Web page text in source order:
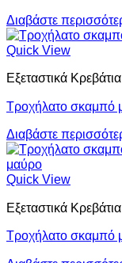
Διαβάστε
Quick View
Εξεταστικά Κρεβάτια
Τροχήλατο σκαμπό
Διαβάστε
Quick View
Εξεταστικά Κρεβάτια
Τροχήλατο σκαμπό